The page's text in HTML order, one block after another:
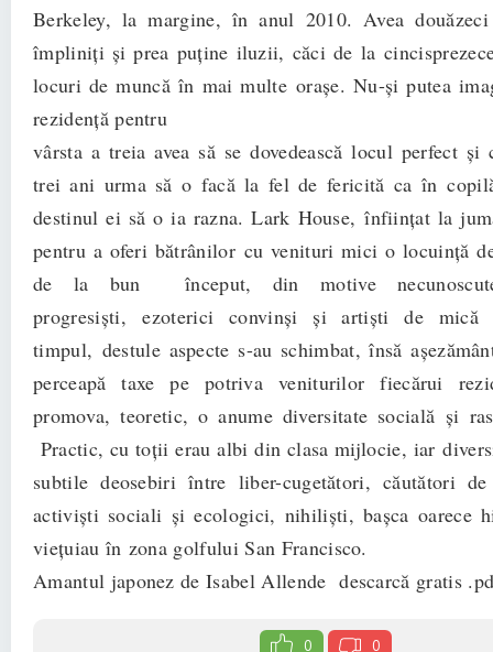
Berkeley, la margine, în anul 2010. Avea
împliniţi şi prea puţine iluzii, căci de la
locuri de muncă în mai multe oraşe. Nu-şi putea
rezidenţă pentru
vârsta a treia avea să se dovedească locul perfect
trei ani urma să o facă la fel de fericită ca în
destinul ei să o ia razna. Lark House, înfiinţat la
pentru a oferi bătrânilor cu venituri mici o locuinţă
de la bun început, din motive
progresişti, ezoterici convinşi şi artişti de mică
timpul, destule aspecte s-au schimbat, însă
perceapă taxe pe potriva veniturilor fiecărui
promova, teoretic, o anume diversitate
Practic, cu toţii erau albi din clasa mijlocie, iar
subtile deosebiri între liber-cugetători, căutători
activişti sociali şi ecologici, nihilişti, başca oarece
vieţuiau în zona golfului San Francisco.
Amantul japonez de Isabel Allende descarcă gratis
0 0